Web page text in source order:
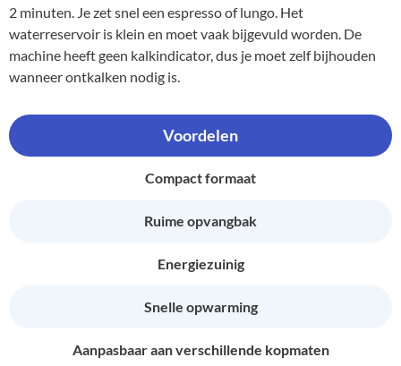
2 minuten. Je zet snel een espresso of lungo. Het
waterreservoir is klein en moet vaak bijgevuld worden. De
machine heeft geen kalkindicator, dus je moet zelf bijhouden
wanneer ontkalken nodig is.
Voordelen
Compact formaat
Ruime opvangbak
Energiezuinig
Snelle opwarming
Aanpasbaar aan verschillende kopmaten